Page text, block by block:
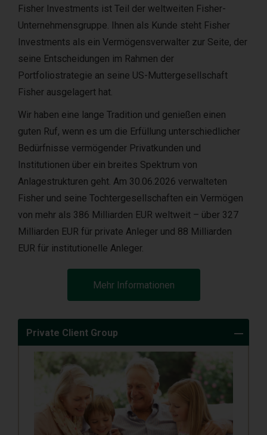
Fisher Investments ist Teil der weltweiten Fisher-
Unternehmensgruppe. Ihnen als Kunde steht Fisher
Investments als ein Vermögensverwalter zur Seite, der
seine Entscheidungen im Rahmen der
Portfoliostrategie an seine US-Muttergesellschaft
Fisher ausgelagert hat.
Wir haben eine lange Tradition und genießen einen
guten Ruf, wenn es um die Erfüllung unterschiedlicher
Bedürfnisse vermögender Privatkunden und
Institutionen über ein breites Spektrum von
Anlagestrukturen geht. Am 30.06.2026 verwalteten
Fisher und seine Tochtergesellschaften ein Vermögen
von mehr als 386 Milliarden EUR weltweit – über 327
Milliarden EUR für private Anleger und 88 Milliarden
EUR für institutionelle Anleger.
Mehr Informationen
Private Client Group